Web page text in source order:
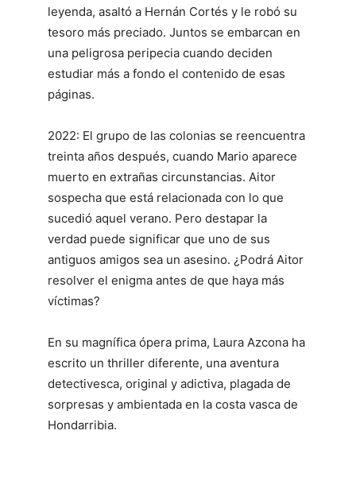
leyenda, asaltó a Hernán Cortés y le robó su
tesoro más preciado. Juntos se embarcan en
una peligrosa peripecia cuando deciden
estudiar más a fondo el contenido de esas
páginas.
2022: El grupo de las colonias se reencuentra
treinta años después, cuando Mario aparece
muerto en extrañas circunstancias. Aitor
sospecha que está relacionada con lo que
sucedió aquel verano. Pero destapar la
verdad puede significar que uno de sus
antiguos amigos sea un asesino. ¿Podrá Aitor
resolver el enigma antes de que haya más
víctimas?
En su magnífica ópera prima, Laura Azcona ha
escrito un thriller diferente, una aventura
detectivesca, original y adictiva, plagada de
sorpresas y ambientada en la costa vasca de
Hondarribia.